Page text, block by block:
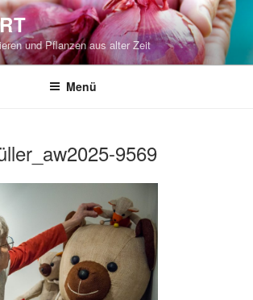
und Pflanzen aus alter Zeit
Menü
9569